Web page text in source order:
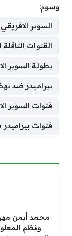
وسوم:
السوبر الافريقي
القنوات
بطولة السوبر
بيراميدز ضد
قنوات السوبر
قنوات
محمد أيمن
ونظم